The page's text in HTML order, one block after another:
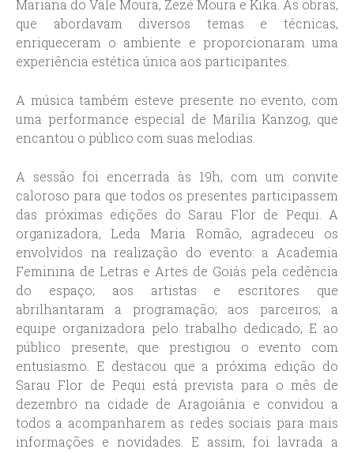
Mariana do Vale Moura, Zezé Moura e Kika. As obras,
que abordavam diversos temas e técnicas,
enriqueceram o ambiente e proporcionaram uma
experiência estética única aos participantes.
A música também esteve presente no evento, com
uma performance especial de Marília Kanzog, que
encantou o público com suas melodias.
A sessão foi encerrada às 19h, com um convite
caloroso para que todos os presentes participassem
das próximas edições do Sarau Flor de Pequi. A
organizadora, Leda Maria Romão, agradeceu os
envolvidos na realização do evento: a Academia
Feminina de Letras e Artes de Goiás pela cedência
do espaço; aos artistas e escritores que
abrilhantaram a programação; aos parceiros; a
equipe organizadora pelo trabalho dedicado; E ao
público presente, que prestigiou o evento com
entusiasmo. E destacou que a próxima edição do
Sarau Flor de Pequi está prevista para o mês de
dezembro na cidade de Aragoiânia e convidou a
todos a acompanharem as redes sociais para mais
informações e novidades. E assim, foi lavrada a